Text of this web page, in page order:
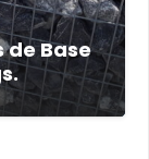
Base